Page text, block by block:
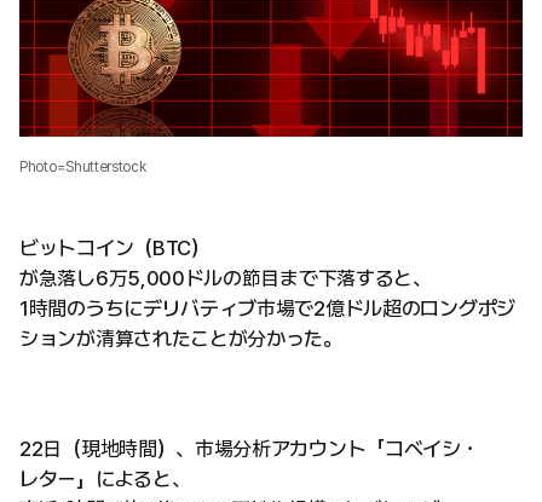
Photo=Shutterstock
ビットコイン（BTC）
が急落し6万5,000ドルの節目まで下落すると、
1時間のうちにデリバティブ市場で2億ドル超のロングポジ
ションが清算されたことが分かった。
22日（現地時間）、市場分析アカウント「コベイシ・
レター」によると、